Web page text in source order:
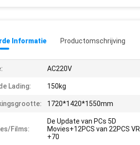
Informatie Productomschrijving
AC220V
Lading: 150kg
1720*1420*1550mm
Films:
De Update van PCs 5D
Movies+12PCS van 22PCS VR
+70